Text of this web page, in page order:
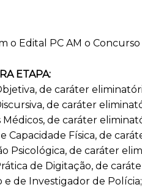
o Edital PC AM o
ETAPA:
de caráter
de caráter
Médicos, de caráter
Capacidade Física, de
Psicológica, de caráter
de Digitação, de
e de Investigador de Polícia;